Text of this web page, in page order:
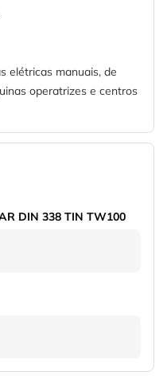
elétricas manuais, de
operatrizes e centros
DIN 338 TIN TW100